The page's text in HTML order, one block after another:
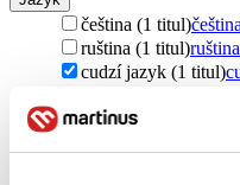
čeština (1 titul)čeština
ruština (1 titul)ruština
cudzí jazyk (1 titul)
Vydavateľstvo